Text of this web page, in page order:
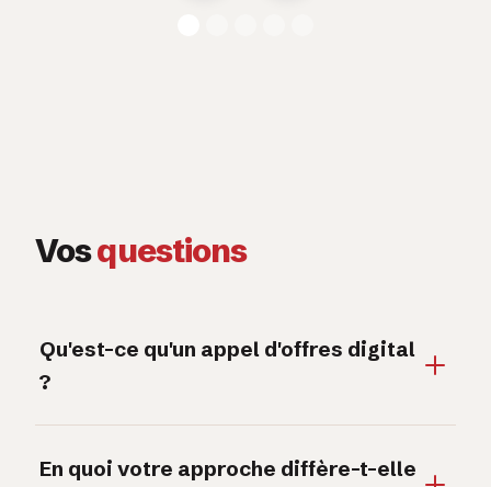
Vosquestions
Qu'est-ce qu'un appel d'offres digital
?
En quoi votre approche diffère-t-elle